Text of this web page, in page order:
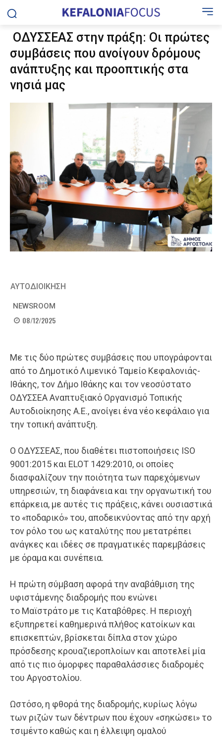
ΟΔΥΣΣΕΑΣ στην πράξη: Οι πρώτες
συμβάσεις που ανοίγουν δρόμους
ανάπτυξης και προοπτικής στα
νησιά μας
ΑΥΤΟΔΙΟΙΚΗΣΗ
NEWSROOM
08/12/2025
Με τις δύο πρώτες συμβάσεις που υπογράφονται
από το Δημοτικό Λιμενικό Ταμείο Κεφαλονιάς-
Ιθάκης, τον Δήμο Ιθάκης και τον νεοσύστατο
ΟΔΥΣΣΕΑ Αναπτυξιακό Οργανισμό Τοπικής
Αυτοδιοίκησης Α.Ε., ανοίγει ένα νέο κεφάλαιο για
την τοπική ανάπτυξη.
Ο ΟΔΥΣΣΕΑΣ, που διαθέτει πιστοποιήσεις ISO
9001:2015 και ELOT 1429:2010, οι οποίες
διασφαλίζουν την ποιότητα των παρεχόμενων
υπηρεσιών, τη διαφάνεια και την οργανωτική του
επάρκεια, με αυτές τις πράξεις, κάνει ουσιαστικά
το «ποδαρικό» του, αποδεικνύοντας από την αρχή
τον ρόλο του ως καταλύτης που μετατρέπει
ανάγκες και ιδέες σε πραγματικές παρεμβάσεις
με όραμα και συνέπεια.
Η πρώτη σύμβαση αφορά την αναβάθμιση της
υφιστάμενης διαδρομής που ενώνει
το Μαϊστράτο με τις Καταβόθρες. Η περιοχή
εξυπηρετεί καθημερινά πλήθος κατοίκων και
επισκεπτών, βρίσκεται δίπλα στον χώρο
πρόσδεσης κρουαζιεροπλοίων και αποτελεί μία
από τις πιο όμορφες παραθαλάσσιες διαδρομές
του Αργοστολίου.
Ωστόσο, η φθορά της διαδρομής, κυρίως λόγω
των ριζών των δέντρων που έχουν «σηκώσει» το
τσιμέντο καθώς και η έλλειψη ομαλού